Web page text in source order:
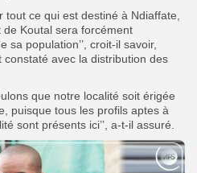
tout ce qui est destiné à Ndiaffate,
Koutal sera forcément
sa population’’, croit-il savoir,
avec la distribution des
que notre localité soit érigée
puisque tous les profils aptes à
sont présents ici’’, a-t-il assuré.